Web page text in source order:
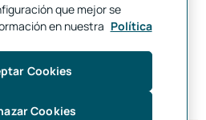
necesitamos la tarjeta
que mejor se
en nuestra Política
Cookies
Cookies